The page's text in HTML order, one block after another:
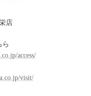
店
ら
access/
visit/